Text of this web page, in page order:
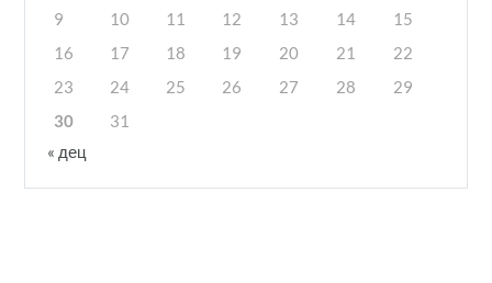
9
10 11 12 13 14
15
16
17 18 19 20 21
22
23
24 25 26 27 28
29
30
31
« дец